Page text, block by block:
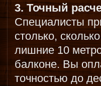
3. Точный
Специалисты
столько,
лишние 10
балконе. Вы
точностью до